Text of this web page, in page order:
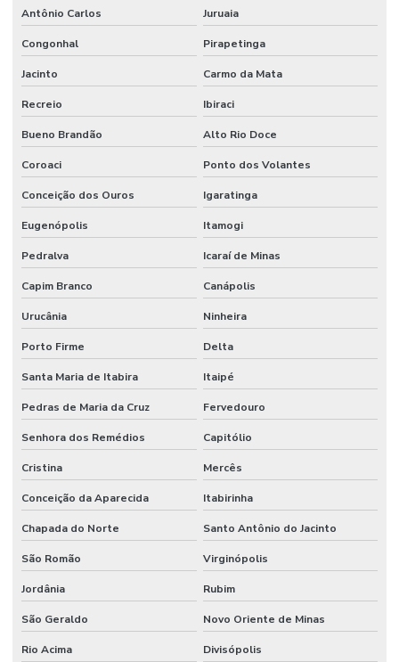
Antônio Carlos Juruaia
Congonhal Pirapetinga
Jacinto Carmo da Mata
Recreio Ibiraci
Bueno Brandão Alto Rio Doce
Coroaci Ponto dos Volantes
Conceição dos Ouros Igaratinga
Eugenópolis Itamogi
Pedralva Icaraí de Minas
Capim Branco Canápolis
Urucânia Ninheira
Porto Firme Delta
Santa Maria de Itabira Itaipé
Pedras de Maria da Cruz Fervedouro
Senhora dos Remédios Capitólio
Cristina Mercês
Conceição da Aparecida Itabirinha
Chapada do Norte Santo Antônio do Jacinto
São Romão Virginópolis
Jordânia Rubim
São Geraldo Novo Oriente de Minas
Rio Acima Divisópolis